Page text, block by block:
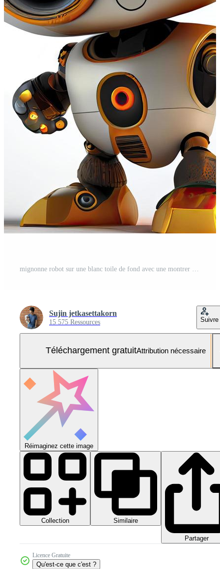
Sujin jetkasettakorn
15 575 Ressources Suivre
Téléchargement gratuitAttribution nécessaire
Réimaginez cette image
Collection Similaire
Partager
Licence Gratuite
Qu'est-ce que c'est ?